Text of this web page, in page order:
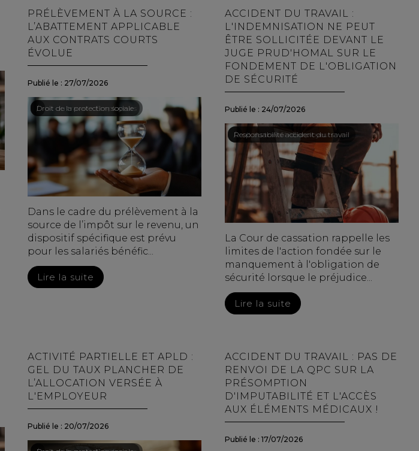
PRÉLÈVEMENT À LA SOURCE :
L’ABATTEMENT APPLICABLE
AUX CONTRATS COURTS
ÉVOLUE
Publié le : 27/07/2026
Droit du travail - Employeurs
/Droit de la protection sociale
Dans le cadre du prélèvement à la
source de l’impôt sur le revenu, un
dispositif spécifique est prévu
pour les salariés bénéfic...
Lire la suite
ACCIDENT DU TRAVAIL :
L'INDEMNISATION NE PEUT
ÊTRE SOLLICITÉE DEVANT LE
JUGE PRUD'HOMAL SUR LE
FONDEMENT DE L'OBLIGATION
DE SÉCURITÉ
Publié le : 24/07/2026
Droit du travail - Employeurs
/Responsabilité accident du travail
La Cour de cassation rappelle les
limites de l'action fondée sur le
manquement à l'obligation de
sécurité lorsque le préjudice...
Lire la suite
ACTIVITÉ PARTIELLE ET APLD :
GEL DU TAUX PLANCHER DE
L’ALLOCATION VERSÉE À
L'EMPLOYEUR
Publié le : 20/07/2026
ACCIDENT DU TRAVAIL : PAS DE
RENVOI DE LA QPC SUR LA
PRÉSOMPTION
D'IMPUTABILITÉ ET L'ACCÈS
AUX ÉLÉMENTS MÉDICAUX !
Publié le : 17/07/2026